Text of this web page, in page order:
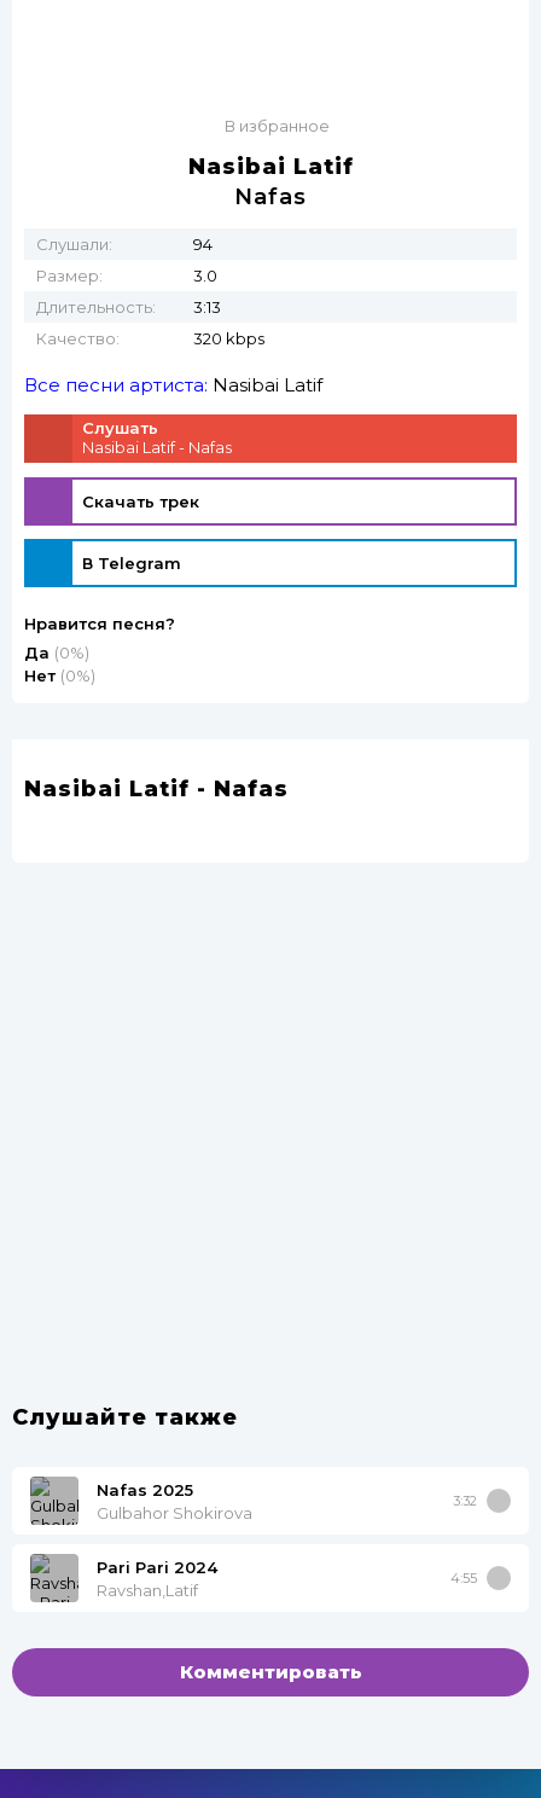
В избранное
Nasibai Latif
Nafas
Слушали:
94
Размер:
3.0
Длительность:
3:13
Качество:
320 kbps
Все песни артиста: Nasibai Latif
Слушать
Nasibai Latif - Nafas
Скачать трек
В Telegram
Нравится песня?
Да (0%)
Нет (0%)
Nasibai Latif - Nafas
Слушайте также
Nafas 2025
Gulbahor Shokirova
3:32
Pari Pari 2024
Ravshan,Latif
4:55
Комментировать